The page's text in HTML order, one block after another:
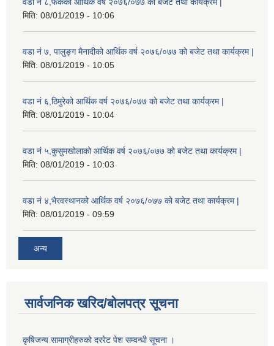
मिति: 08/01/2019 - 10:06
वडा नं ७, पालुङ्ग मैनादीको आर्थिक वर्ष २०७६/०७७ को बजेट तथा कार्यक्रम |
मिति: 08/01/2019 - 10:05
वडा नं ६,ठिमुरेको आर्थिक वर्ष २०७६/०७७ को बजेट तथा कार्यक्रम |
मिति: 08/01/2019 - 10:04
वडा नं ५,कुसुमखोलाको आर्थिक वर्ष २०७६/०७७ को बजेट तथा कार्यक्रम |
मिति: 08/01/2019 - 10:03
वडा नं ४,भैरवस्थानको आर्थिक वर्ष २०७६/०७७ को बजेट तथा कार्यक्रम |
मिति: 08/01/2019 - 09:59
अन्य
सार्वजनिक खरिद/बोलपत्र सूचना
कृषिजन्य सामाग्रीहरुको दररेट पेश सम्वन्धी सूचना ।